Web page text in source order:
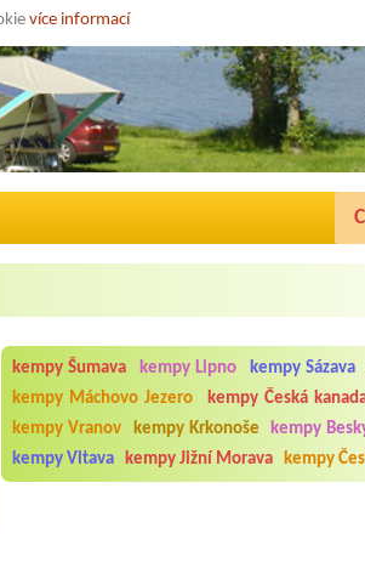
více informací
kempy Šumava kempy Lipno kempy Sázava
kempy Máchovo Jezero
kempy Česká
kempy Vranov
kempy Krkonoše kempy
kempy Vltava
kempy Jižní Morava kempy